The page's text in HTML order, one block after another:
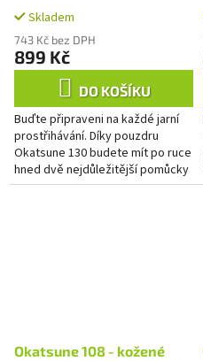
skládací pilku
Skladem
743 Kč bez DPH
899 Kč
DO KOŠÍKU
Buďte připraveni na každé jarní
prostřihávání. Díky pouzdru
Okatsune 130 budete mít po ruce
hned dvě nejdůležitější pomůcky
– zahradnické nůžky a pilku –
Okatsune 108 - kožené